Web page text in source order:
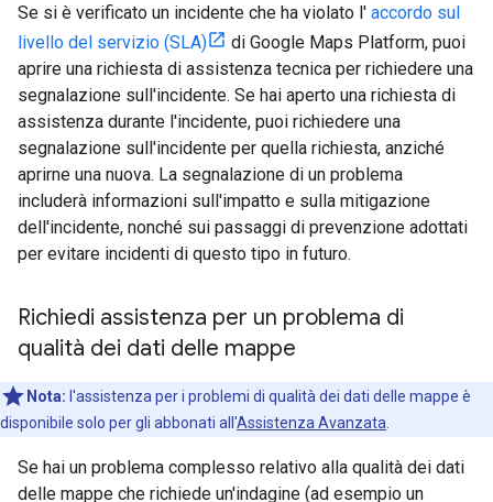
Se si è verificato un incidente che ha violato l' accordo sul
livello del servizio (SLA)
di Google Maps Platform, puoi
aprire una richiesta di assistenza tecnica per richiedere una
segnalazione sull'incidente. Se hai aperto una richiesta di
assistenza durante l'incidente, puoi richiedere una
segnalazione sull'incidente per quella richiesta, anziché
aprirne una nuova. La segnalazione di un problema
includerà informazioni sull'impatto e sulla mitigazione
dell'incidente, nonché sui passaggi di prevenzione adottati
per evitare incidenti di questo tipo in futuro.
Richiedi assistenza per un problema di
qualità dei dati delle mappe
Nota: l'assistenza per i problemi di qualità dei dati delle mappe è
disponibile solo per gli abbonati all'Assistenza Avanzata
Se hai un problema complesso relativo alla qualità dei dati
delle mappe che richiede un'indagine (ad esempio un